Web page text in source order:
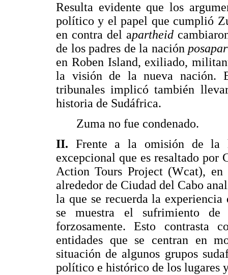
Resulta evidente que los
político y el papel que cumplió
en contra del apartheid
de los padres de la nación
en Roben Island, exiliado,
la visión de la nueva nación.
tribunales implicó también
historia de Sudáfrica.
Zuma no fue condenado.
II. Frente a la omisión de la
excepcional que es resaltado por
Action Tours Project (Wcat),
alrededor de Ciudad del Cabo
la que se recuerda la
se muestra el sufrimiento de
forzosamente. Esto contrasta
entidades que se centran en
situación de algunos grupos
político e histórico de los lugares